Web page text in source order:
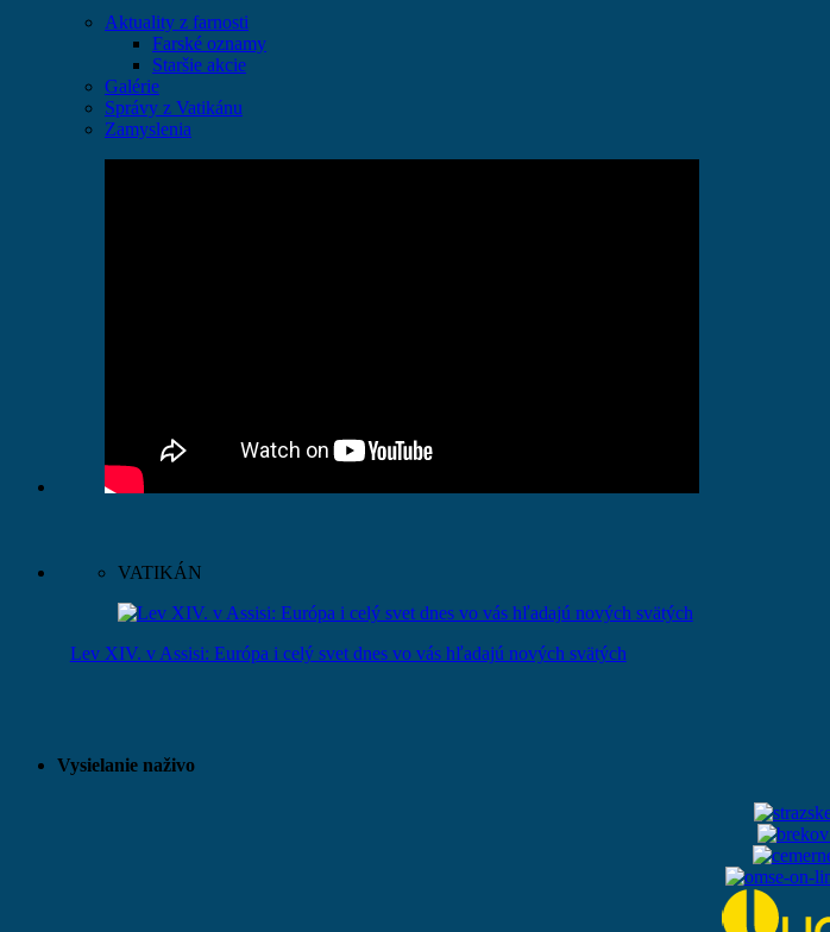
Aktuality z farnosti
Farské oznamy
Staršie akcie
Galérie
Správy z Vatikánu
Zamyslenia
VATIKÁN
Lev XIV. v Assisi: Európa i celý svet dnes vo vás hľadajú nových svätých
Vysielanie naživo